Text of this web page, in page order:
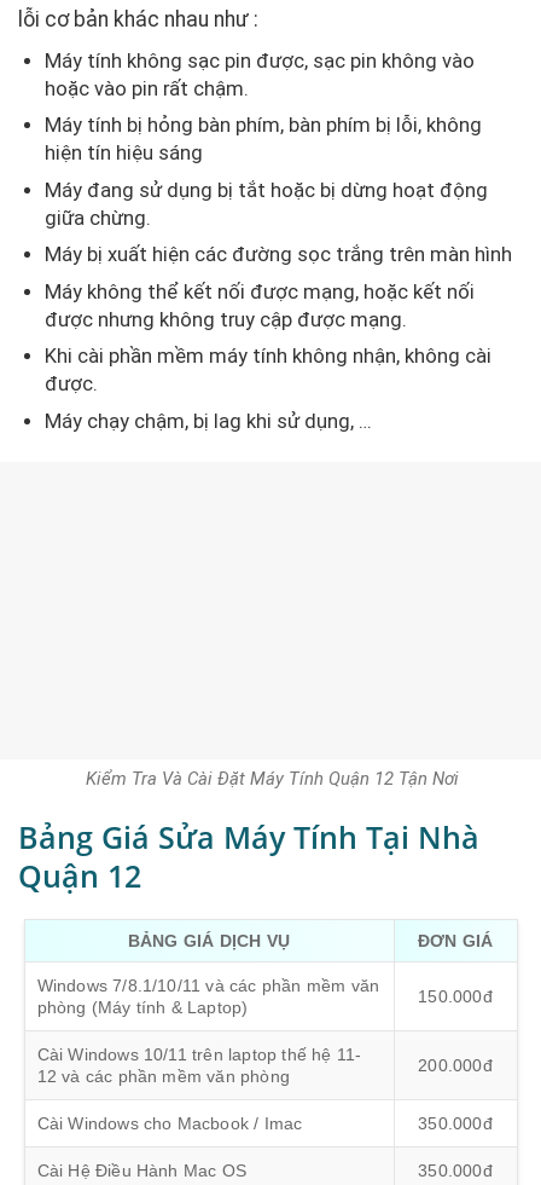
lỗi cơ bản khác nhau như :
Máy tính không sạc pin được, sạc pin không vào
hoặc vào pin rất chậm.
Máy tính bị hỏng bàn phím, bàn phím bị lỗi, không
hiện tín hiệu sáng
Máy đang sử dụng bị tắt hoặc bị dừng hoạt động
giữa chừng.
Máy bị xuất hiện các đường sọc trắng trên màn hình
Máy không thể kết nối được mạng, hoặc kết nối
được nhưng không truy cập được mạng.
Khi cài phần mềm máy tính không nhận, không cài
được.
Máy chạy chậm, bị lag khi sử dụng, …
Kiểm Tra Và Cài Đặt Máy Tính Quận 12 Tận Nơi
Bảng Giá Sửa Máy Tính Tại Nhà
Quận 12
BẢNG GIÁ DỊCH VỤ ĐƠN GIÁ
Windows 7/8.1/10/11 và các phần mềm văn
phòng (Máy tính & Laptop)
150.000đ
Cài Windows 10/11 trên laptop thế hệ 11-
12 và các phần mềm văn phòng
200.000đ
Cài Windows cho Macbook / Imac 350.000đ
Cài Hệ Điều Hành Mac OS 350.000đ